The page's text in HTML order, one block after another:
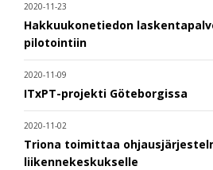
2020-11-23
Hakkuukonetiedon
pilotointiin
2020-11-09
ITxPT-projekti Göteborgissa
2020-11-02
Triona toimittaa
liikennekeskukselle